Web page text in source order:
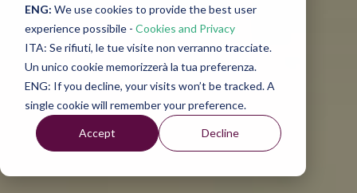
ENG: We use cookies to provide the best user
experience possibile - Cookies and Privacy
ITA: Se rifiuti, le tue visite non verranno tracciate.
Un unico cookie memorizzerà la tua preferenza.
ENG: If you decline, your visits won’t be tracked. A
single cookie will remember your preference.
Accept Decline